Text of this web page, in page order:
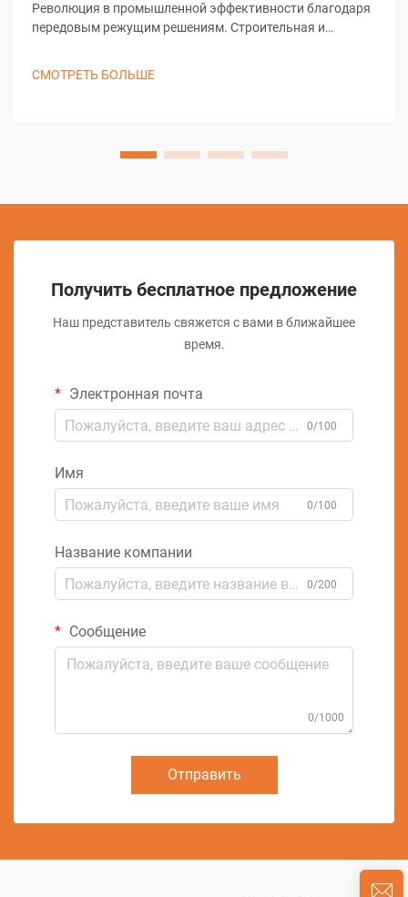
Революция в промышленной эффективности благодаря
передовым режущим решениям. Строительная и
СМОТРЕТЬ БОЛЬШЕ
Получить бесплатное предложение
Наш представитель свяжется с вами в ближайшее
время.
Электронная почта
0/100
Имя
0/100
Название компании
0/200
Сообщение
0/1000
Отправить